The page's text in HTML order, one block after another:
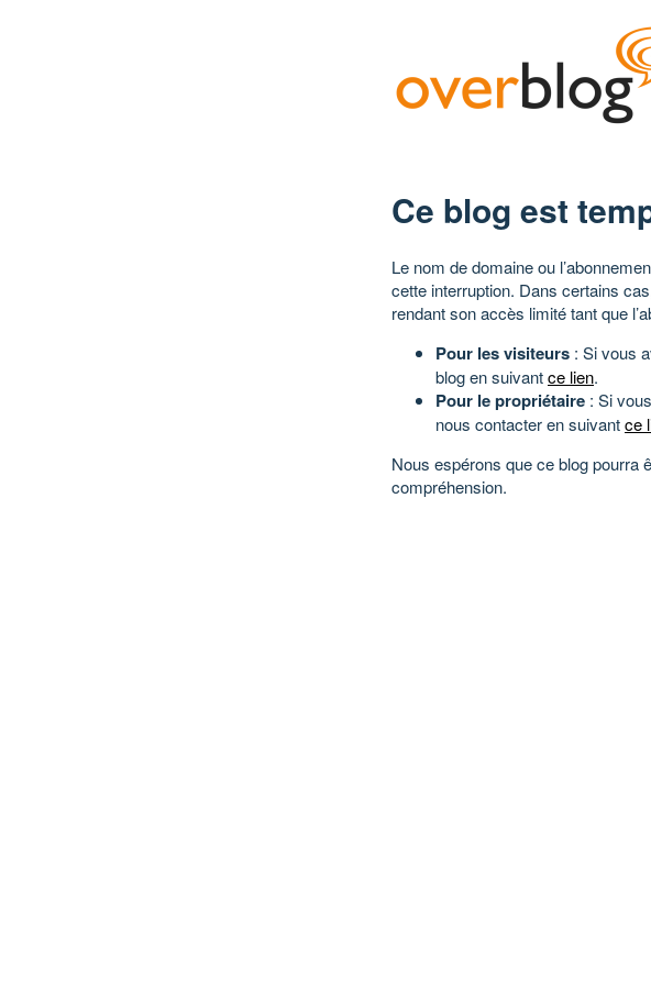
Ce blog est
Le nom de domaine ou
cette interruption. Dans certains
rendant son accès limité tant que
Pour les visiteurs : Si vous
blog en suivantce lien.
Pour le propriétaire : Si
nous contacter en suivantce
Nous espérons que ce blog pourra
compréhension.